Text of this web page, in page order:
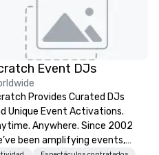
Event DJs
Provides Curated DJs
Unique Event Activations.
Anywhere. Since 2002
been amplifying events,